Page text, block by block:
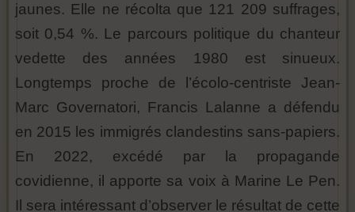
jaunes. Elle ne récolta que 121 209 suffrages,
soit 0,54 %. Le parcours politique du chanteur
vedette des années 1980 est sinueux.
Longtemps proche de l’écolo-centriste Jean-
Marc Governatori, Francis Lalanne a défendu
en 2015 les immigrés clandestins sans-papiers.
En 2022, excédé par la propagande
covidienne, il apporte sa voix à Marine Le Pen.
Il sera intéressant d’observer le résultat de cette